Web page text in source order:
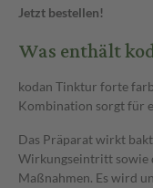
Jetzt bestellen!
Was enthält
kodan Tinktur forte
Kombination sorgt für
Das Präparat wirkt
Wirkungseintritt sowie
Maßnahmen. Es wird